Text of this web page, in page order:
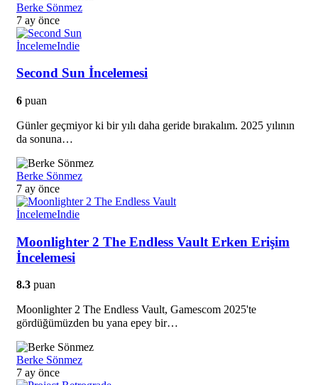
Berke Sönmez
7 ay önce
İncelemeIndie
Second Sun İncelemesi
6 puan
Günler geçmiyor ki bir yılı daha geride bırakalım. 2025 yılının
da sonuna…
Berke Sönmez
7 ay önce
İncelemeIndie
Moonlighter 2 The Endless Vault Erken Erişim
İncelemesi
8.3 puan
Moonlighter 2 The Endless Vault, Gamescom 2025'te
gördüğümüzden bu yana epey bir…
Berke Sönmez
7 ay önce